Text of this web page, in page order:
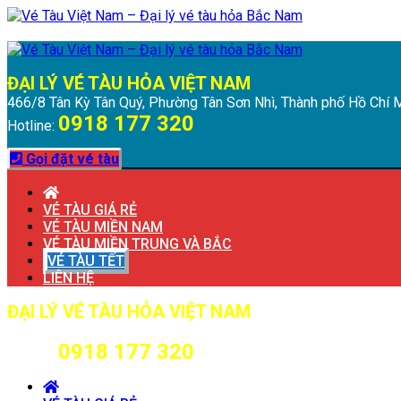
Chuyển
nội
Menu
Đóng
ĐẠI LÝ VÉ TÀU HỎA VIỆT NAM
466/8 Tân Kỳ Tân Quý, Phường Tân Sơn Nhì, Thành phố Hồ Chí
Hotline: 0918 177 320
Gọi đặt vé tàu
VÉ TÀU GIÁ RẺ
VÉ TÀU MIỀN NAM
VÉ TÀU MIỀN TRUNG VÀ BẮC
VÉ TÀU TẾT
LIÊN HỆ
ĐẠI LÝ VÉ TÀU HỎA VIỆT NAM
0918 177 320